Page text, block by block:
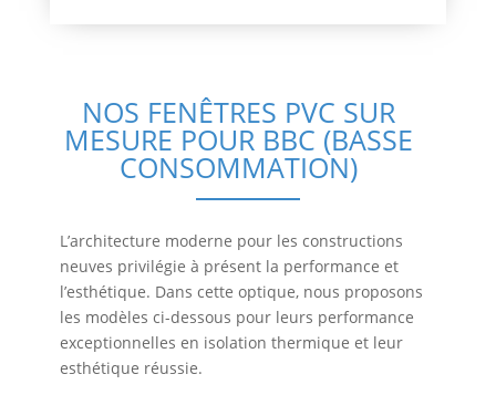
NOS FENÊTRES PVC SUR
MESURE POUR BBC (BASSE
CONSOMMATION)
L’architecture moderne pour les constructions
neuves privilégie à présent la performance et
l’esthétique. Dans cette optique, nous proposons
les modèles ci-dessous pour leurs performance
exceptionnelles en isolation thermique et leur
esthétique réussie.